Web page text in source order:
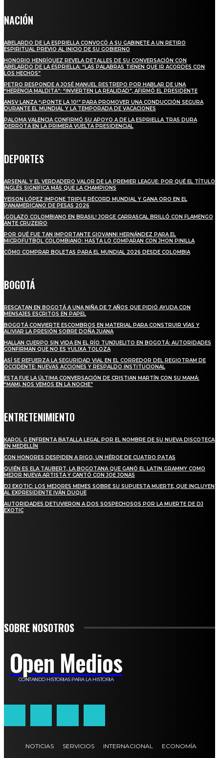
NACIÓN
ABELARDO DE LA ESPRIELLA CONVOCÓ A SU GABINETE A UN RETIRO
ESPIRITUAL PREVIO AL INICIO DE SU GOBIERNO
HONORIO HENRÍQUEZ REVELA DETALLES DE SU CONVERSACIÓN CON
ABELARDO DE LA ESPRIELLA: “LAS PALABRAS TIENEN QUE IR ACORDES CON
LOS HECHOS”
PETRO RESPONDE A JOSÉ MANUEL RESTREPO POR HABLAR DE UNA
“HERENCIA MALDITA”: “INVIERTEN LA REALIDAD”, AFIRMÓ EL PRESIDENTE
ANSV LANZA “¡PONTE LA 10!” PARA PROMOVER UNA CONDUCCIÓN SEGURA
DURANTE EL MUNDIAL Y LA TEMPORADA DE VACACIONES
PALOMA VALENCIA CONFIRMÓ SU APOYO A DE LA ESPRIELLA TRAS DURA
DERROTA EN LA PRIMERA VUELTA PRESIDENCIAL
DEPORTES
ARSENAL Y EL VERDADERO VALOR DE LA PREMIER LEAGUE: POR QUÉ EL TÍTULO
INGLÉS SIGNIFICA MÁS QUE LA CHAMPIONS
YEISON LÓPEZ IMPONE TRIPLE RÉCORD MUNDIAL Y GANA ORO EN EL
PANAMERICANO DE PESAS 2026
¡GOLAZO COLOMBIANO EN BRASIL! JORGE CARRASCAL BRILLÓ CON FLAMENGO
ANTE CRUZEIRO
POR QUÉ FUE TAN IMPORTANTE GIOVANNI HERNÁNDEZ PARA EL
MICROFUTBOL COLOMBIANO: HASTA LO COMPARAN CON JHON PINILLA
CÓMO COMPRAR BOLETAS PARA EL MUNDIAL 2026 DESDE COLOMBIA
BOGOTÁ
RESCATAN EN BOGOTÁ A UNA NIÑA DE 7 AÑOS QUE PIDIÓ AYUDA CON
MENSAJES ESCRITOS EN PAPEL
BOGOTÁ CONVIERTE ESCOMBROS EN MATERIAL PARA CONSTRUIR VÍAS Y
ALIVIAR LA PRESIÓN SOBRE DOÑA JUANA
HALLAN CUERPO SIN VIDA EN EL RÍO TUNJUELITO EN BOGOTÁ: AUTORIDADES
CONFIRMAN QUE NO ES YULIXA TOLOZA
ASÍ SE REFUERZA LA SEGURIDAD VIAL EN EL CORREDOR DEL REGIOTRAM DE
OCCIDENTE: NUEVAS ACCIONES Y RESPALDO INSTITUCIONAL
ESTA FUE LA ÚLTIMA CONVERSACIÓN DE CRISTIAN MARTÍN CON SU MAMÁ:
“MAMI, NOS VEMOS EN LA NOCHE”
ENTRETENIMIENTO
KAROL G ENFRENTA BATALLA LEGAL POR EL NOMBRE DE SU NUEVA DISCOTECA
EN MEDELLÍN
CON HONORES DESPIDEN A RIGO, UN HÉROE DE CUATRO PATAS
QUIÉN ES ELA TAUBERT, LA BOGOTANA QUE GANÓ EL LATIN GRAMMY COMO
MEJOR NUEVA ARTISTA Y CANTÓ CON JOE JONAS
DJ EXOTIC: LOS MEJORES MEMES SOBRE SU SUPUESTA MUERTE, QUE INCLUYEN
AL EXPRESIDENTE IVÁN DUQUE
AUTORIDADES DETUVIERON A DOS SOSPECHOSOS POR LA MUERTE DE DJ
EXOTIC
SOBRE NOSOTROS
Open Medios
CONTANDO HISTORIAS PARA LA HISTORIA
NOTICIAS SERVICIOS INTERNACIONAL ECONOMÍA